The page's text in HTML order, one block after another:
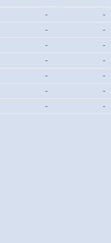
- -
- -
- -
- -
- -
- -
- -